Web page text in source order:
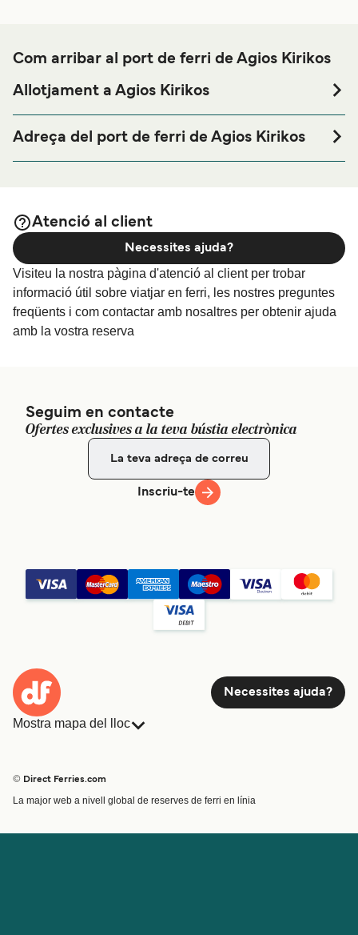
Com arribar al port de ferri de Agios Kirikos
Allotjament a Agios Kirikos
prop del port de ferri de Agios Kirikos o busques
allotjament durant tota la teva estada, visita la nostra
Adreça del port de ferri de Agios Kirikos
Atenció al client
Visiteu la nostra pàgina d'atenció al client per trobar
informació útil sobre viatjar en ferri, les nostres preguntes
freqüents i com contactar amb nosaltres per obtenir ajuda
amb la vostra reserva
Necessites ajuda?
Seguim en contacte
Ofertes exclusives a la teva bústia electrònica
Inscriu-te
Necessites ajuda?
Mostra mapa del lloc
Països
© Direct Ferries.com
La major web a nivell global de reserves de ferri en línia